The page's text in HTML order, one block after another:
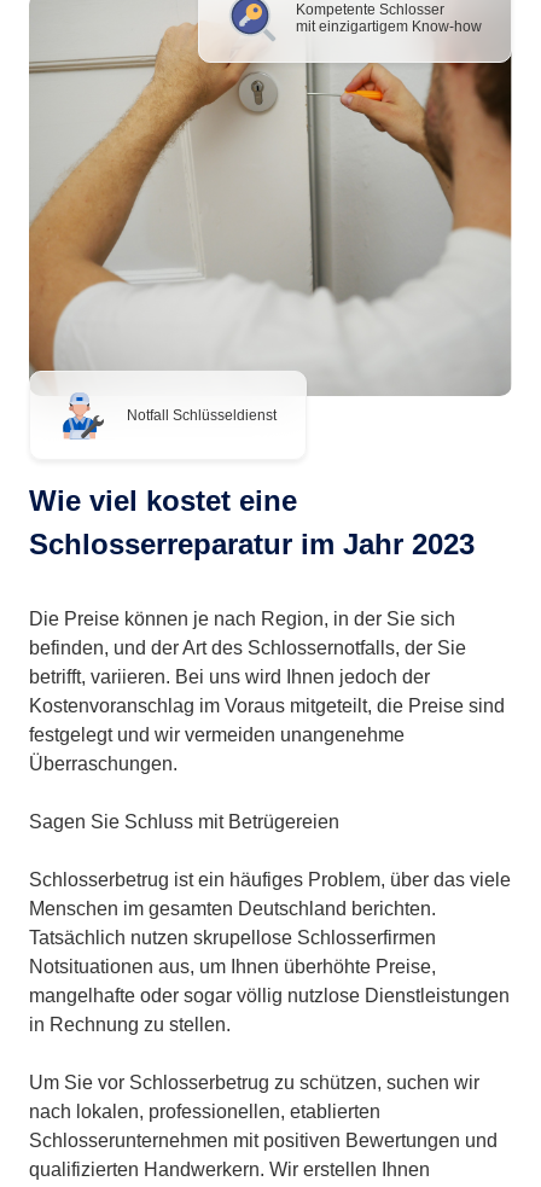
Kompetente Schlosser
mit einzigartigem Know-how
Notfall Schlüsseldienst
Wie viel kostet eine
Schlosserreparatur im Jahr 2023
Die Preise können je nach Region, in der Sie sich
befinden, und der Art des Schlossernotfalls, der Sie
betrifft, variieren. Bei uns wird Ihnen jedoch der
Kostenvoranschlag im Voraus mitgeteilt, die Preise sind
festgelegt und wir vermeiden unangenehme
Überraschungen.
Sagen Sie Schluss mit Betrügereien
Schlosserbetrug ist ein häufiges Problem, über das viele
Menschen im gesamten Deutschland berichten.
Tatsächlich nutzen skrupellose Schlosserfirmen
Notsituationen aus, um Ihnen überhöhte Preise,
mangelhafte oder sogar völlig nutzlose Dienstleistungen
in Rechnung zu stellen.
Um Sie vor Schlosserbetrug zu schützen, suchen wir
nach lokalen, professionellen, etablierten
Schlosserunternehmen mit positiven Bewertungen und
qualifizierten Handwerkern. Wir erstellen Ihnen